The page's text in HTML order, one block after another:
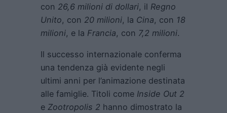
con 26,6 milioni di dollari, il Regno
Unito, con 20 milioni, la Cina, con 18
milioni, e la Francia, con 7,2 milioni.
Il successo internazionale conferma
una tendenza già evidente negli
ultimi anni per l’animazione destinata
alle famiglie. Titoli come Inside Out 2
e Zootropolis 2 hanno dimostrato la